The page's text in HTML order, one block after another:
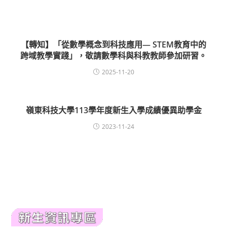
【轉知】「從數學概念到科技應用— STEM教育中的
跨域教學實踐」，敬請數學科與科教教師參加研習。
2025-11-20
嶺東科技大學113學年度新生入學成績優異助學金
2023-11-24